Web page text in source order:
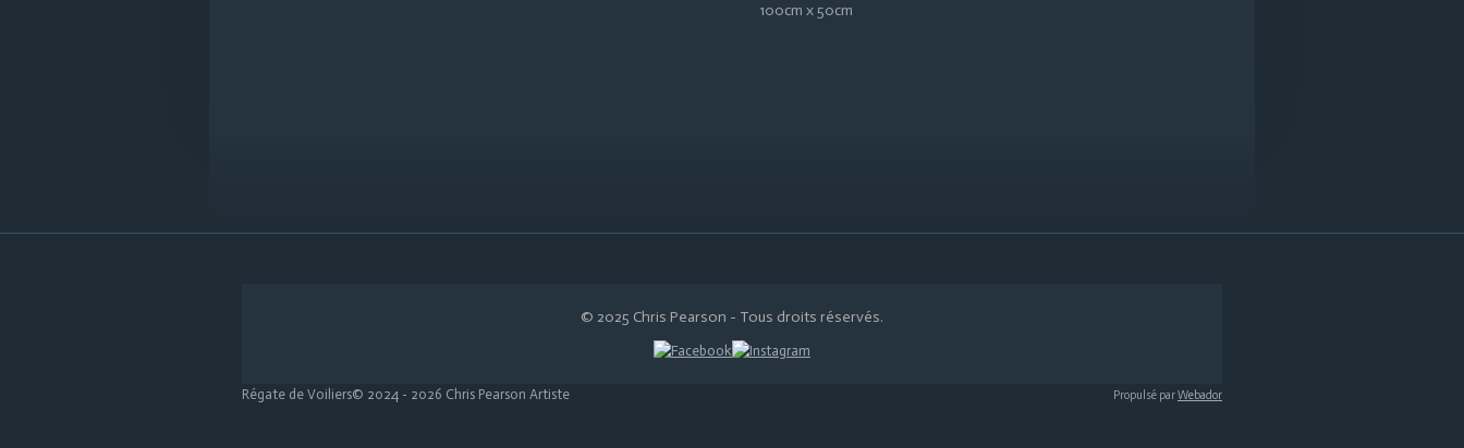
100cm x 50cm
© 2025 Chris Pearson - Tous droits réservés.
Régate de Voiliers© 2024 - 2026 Chris Pearson Artiste Propulsé parWebador